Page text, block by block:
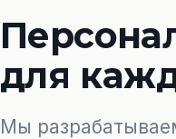
для
Мы